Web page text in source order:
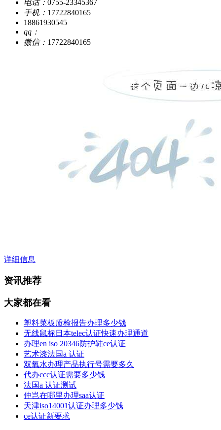
电话： 0755-23345367
手机： 17722840165
18861930545
qq：
微信： 17722840165
详细信息
资讯推荐
大家都在看
塑料菜板质检报告办理多少钱
无线鼠标日本telec认证快速办理通道
办理en iso 20346防护鞋ce认证
艺术漆法国a 认证
双氧水办理产品执行号需要多久
代办ccc认证需要多少钱
法国a 认证测试
仲岂在哪里办理saa认证
天津iso14001认证办理多少钱
ce认证新要求